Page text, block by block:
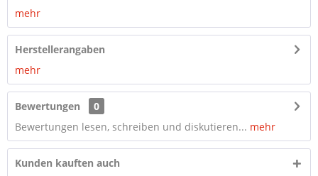
mehr
Herstellerangaben
mehr
Bewertungen
0
Bewertungen lesen, schreiben und diskutieren... mehr
Kunden kauften auch